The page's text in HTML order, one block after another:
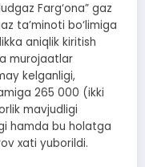
Farg‘ona” gaz
ta’minoti bo‘limiga
aniqlik kiritish
murojaatlar
kelganligi,
265 000 (ikki
mavjudligi
hamda bu holatga
xati yuborildi.